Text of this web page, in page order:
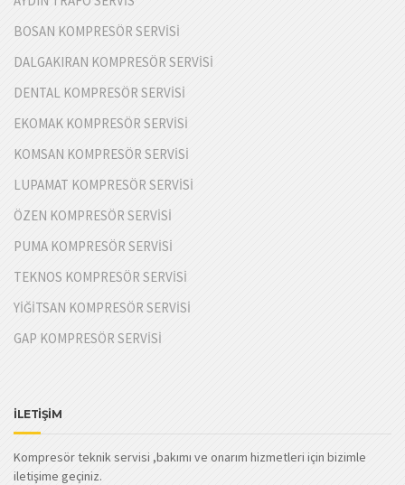
BOSAN KOMPRESÖR SERVİSİ
DALGAKIRAN KOMPRESÖR SERVİSİ
DENTAL KOMPRESÖR SERVİSİ
EKOMAK KOMPRESÖR SERVİSİ
KOMSAN KOMPRESÖR SERVİSİ
LUPAMAT KOMPRESÖR SERVİSİ
ÖZEN KOMPRESÖR SERVİSİ
PUMA KOMPRESÖR SERVİSİ
TEKNOS KOMPRESÖR SERVİSİ
YİĞİTSAN KOMPRESÖR SERVİSİ
GAP KOMPRESÖR SERVİSİ
İLETİŞİM
Kompresör teknik servisi ,bakımı ve onarım hizmetleri için bizimle
iletişime geçiniz.